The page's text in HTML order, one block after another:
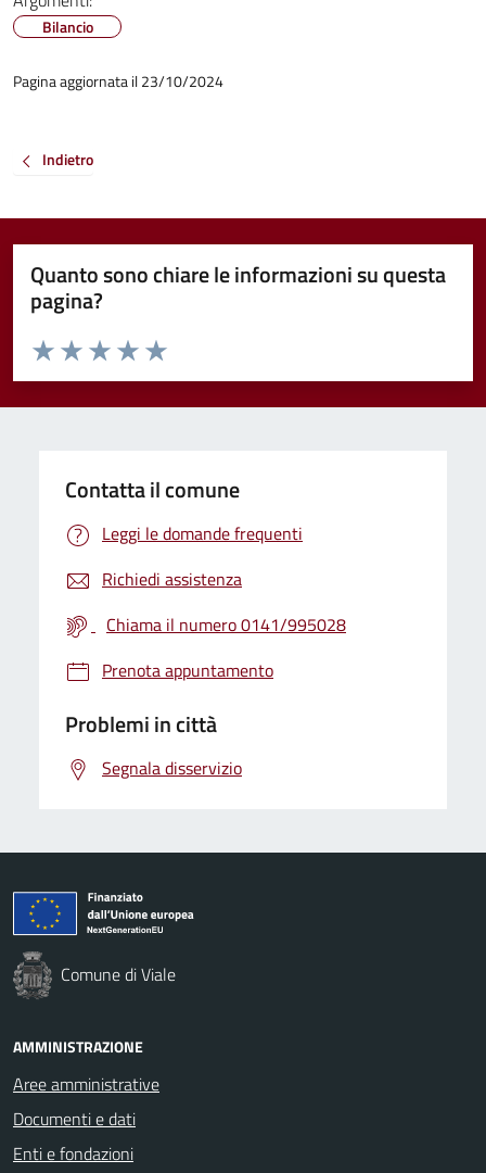
Bilancio
Pagina aggiornata il 23/10/2024
Indietro
Quanto sono chiare le informazioni su questa
pagina?
Valuta da 1 a 5 stelle la pagina
Valuta 5 stelle su 5
Valuta 4 stelle su 5
Valuta 3 stelle su 5
Valuta 2 stelle su 5
Valuta 1 stelle su 5
Contatta il comune
Leggi le domande frequenti
Richiedi assistenza
Chiama il numero 0141/995028
Prenota appuntamento
Problemi in città
Segnala disservizio
Comune di Viale
AMMINISTRAZIONE
Aree amministrative
Documenti e dati
Enti e fondazioni